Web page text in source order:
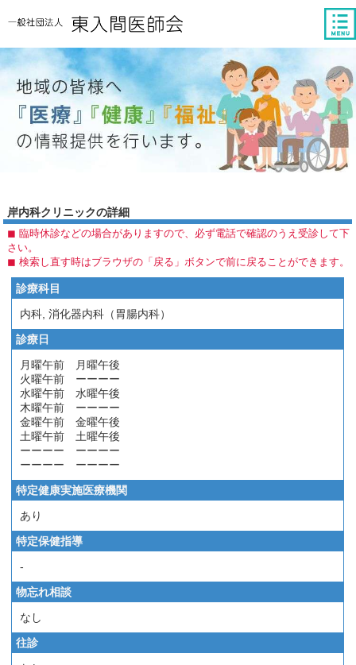
岸内科クリニックの詳細
◼︎ 臨時休診などの場合がありますので、必ず電話で確認のうえ受診して下
さい。
◼︎ 検索し直す時はブラウザの「戻る」ボタンで前に戻ることができます。
診療科目
内科, 消化器内科（胃腸内科）
診療日
月曜午前 月曜午後
火曜午前 ーーーー
水曜午前 水曜午後
木曜午前 ーーーー
金曜午前 金曜午後
土曜午前 土曜午後
ーーーー ーーーー
ーーーー ーーーー
特定健康実施医療機関
あり
特定保健指導
-
物忘れ相談
なし
往診